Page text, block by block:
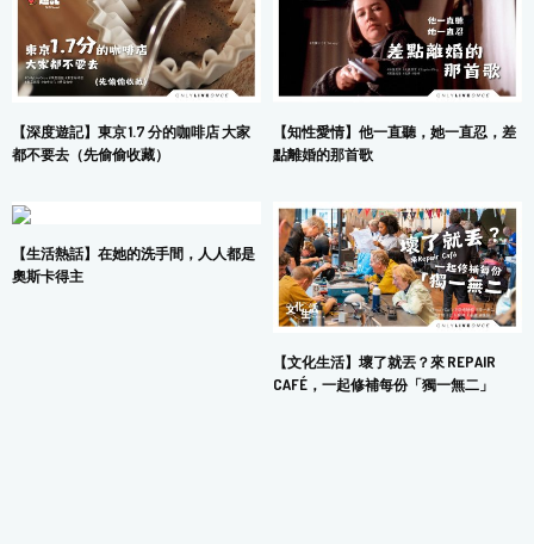
【深度遊記】東京 1.7 分的咖啡店 大家
都不要去（先偷偷收藏）
【知性愛情】他一直聽，她一直忍，差
點離婚的那首歌
【生活熱話】在她的洗手間，人人都是
奧斯卡得主
【文化生活】壞了就丟？來 REPAIR
CAFÉ，一起修補每份「獨一無二」